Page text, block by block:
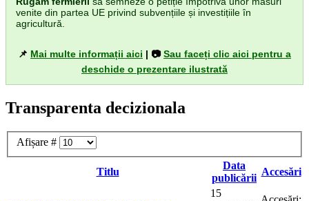
venite din partea UE privind subvențiile și investițiile în
agricultură.
📌 Mai multe informații aici | 📷Sau faceți clic aici pentru a
deschide o prezentare ilustrată
Transparenta decizionala
Afișare #
Titlu
Data
publicării
Accesări
15